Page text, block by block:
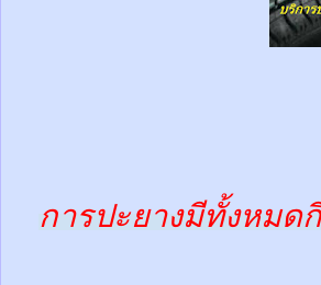
การปะยางมีทั้งหมด